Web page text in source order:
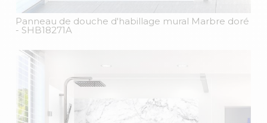
Panneau de douche d'habillage mural Marbre doré
- SHB18271A